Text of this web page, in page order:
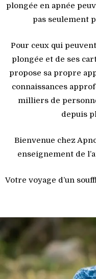
plongée en apnée
pas seulement
Pour ceux qui
plongée et de ses
propose sa propre
connaissances
milliers de
depuis
Bienvenue chez
enseignement de
Votre voyage d’un